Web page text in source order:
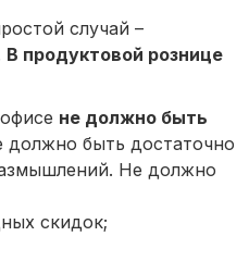
случай –
В продуктовой рознице
не должно быть
должно быть достаточно
Не должно
скидок;